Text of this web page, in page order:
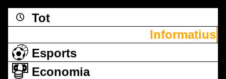
Tot
Informatius
Esports
Economia